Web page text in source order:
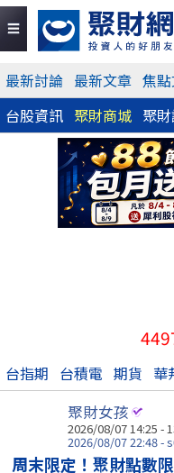
最新討論 最新文章 焦
台股資訊 聚財商城 聚
台指期 台積電 期貨 華
聚財女孩
2026/08/07 14:25 -
2026/08/07 22:48 -
周末限定！聚財點數